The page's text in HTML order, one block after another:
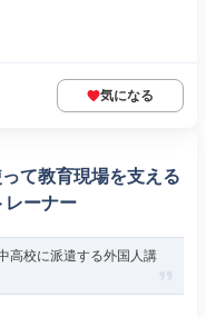
気になる
て教育現場を支える
レーナー
高校に派遣する外国人講